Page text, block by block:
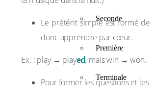
Seconde
Première
Terminale
Le prétérit simple est formé
donc apprendre par cœur.
Ex. : play → played, mais win → won.
Pour former les questions et